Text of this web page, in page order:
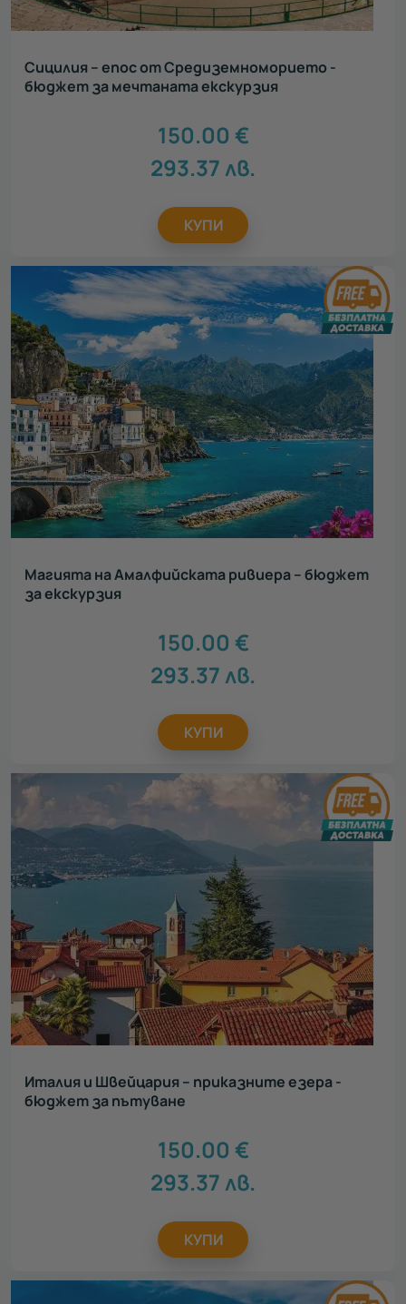
Сицилия – епос от Средиземноморието -
бюджет за мечтаната екскурзия
150.00 €
293.37лв.
КУПИ
Магията на Амалфийската ривиера – бюджет
за екскурзия
150.00 €
293.37лв.
КУПИ
Италия и Швейцария – приказните езера -
бюджет за пътуване
150.00 €
293.37лв.
КУПИ